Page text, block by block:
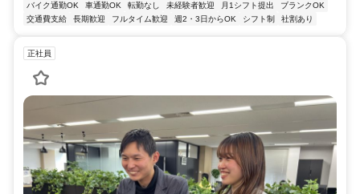
バイク通勤OK
車通勤OK 転勤なし 未経験者歓迎 月1シフト提出
ブランクOK
交通費支給
長期歓迎 フルタイム歓迎 週2・3日からOK シフト制 社割あり
正社員